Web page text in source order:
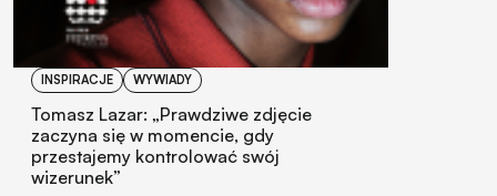
INSPIRACJE WYWIADY
Tomasz Lazar: „Prawdziwe zdjęcie
zaczyna się w momencie, gdy
przestajemy kontrolować swój
wizerunek”